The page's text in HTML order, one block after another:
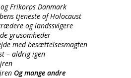
Frikorps Danmark
tjeneste af Holocaust
og landssvigere
grusomheder
med besættelsesmagten
– aldrig igen
Og mange andre